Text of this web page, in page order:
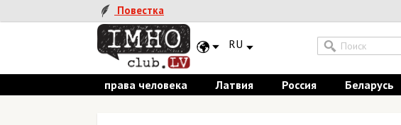
Повестка
RU
права человека Латвия Россия Беларусь